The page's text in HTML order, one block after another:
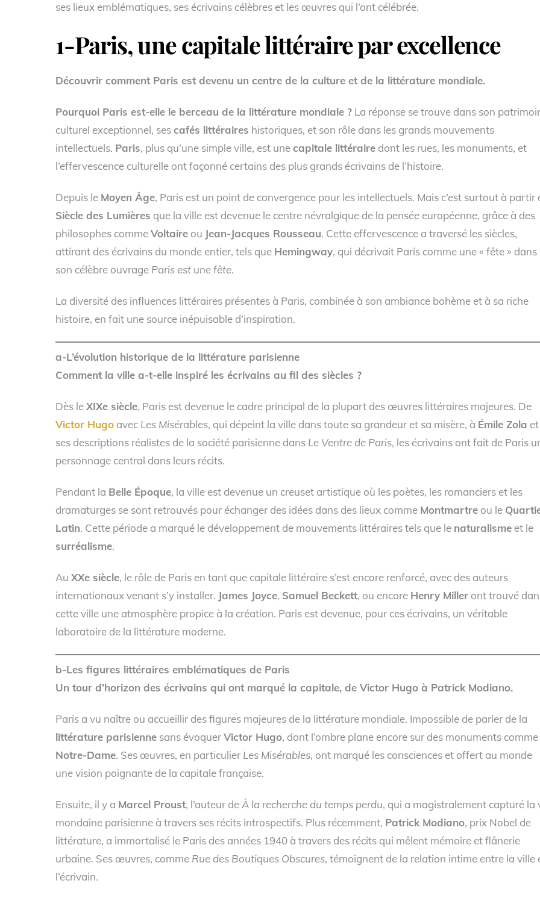
ses lieux emblématiques, ses écrivains célèbres et les œuvres qui l’ont célébrée.
1-Paris, une capitale littéraire par excellence
Découvrir comment Paris est devenu un centre de la culture et de la littérature mondiale.
Pourquoi Paris est-elle le berceau de la littérature mondiale ? La réponse se trouve dans son
culturel exceptionnel, sescafés littéraires historiques, et son rôle dans les grands mouvements
intellectuels. Paris, plus qu’une simple ville, est unecapitale littéraire dont les rues, les monuments, et
l’effervescence culturelle ont façonné certains des plus grands écrivains de l’histoire.
Depuis le Moyen Âge, Paris est un point de convergence pour les intellectuels. Mais c’est surtout à partir
Siècle des Lumières que la ville est devenue le centre névralgique de la pensée européenne, grâce à des
philosophes commeVoltaire ou Jean-Jacques Rousseau. Cette effervescence a traversé les siècles,
attirant des écrivains du monde entier, tels que Hemingway, qui décrivait Paris comme une « fête » dans
son célèbre ouvrage Paris est une fête.
La diversité des influences littéraires présentes à Paris, combinée à son ambiance bohème et à sa riche
histoire, en fait une source inépuisable d’inspiration.
a-L’évolution historique de la littérature parisienne
Comment la ville a-t-elle inspiré les écrivains au fil des siècles ?
Dès leXIXe siècle, Paris est devenue le cadre principal de la plupart des œuvres littéraires majeures. De
Victor Hugo avec Les Misérables, qui dépeint la ville dans toute sa grandeur et sa misère, à Émile Zola et
ses descriptions réalistes de la société parisienne dans Le Ventre de Paris, les écrivains ont fait de Paris
personnage central dans leurs récits.
Pendant la Belle Époque, la ville est devenue un creuset artistique où les poètes, les romanciers et les
dramaturges se sont retrouvés pour échanger des idées dans des lieux comme Montmartre ou le
Latin. Cette période a marqué le développement de mouvements littéraires tels que le naturalisme et le
surréalisme.
Au XXe siècle, le rôle de Paris en tant que capitale littéraire s’est encore renforcé, avec des auteurs
internationaux venant s’y installer. James Joyce, Samuel Beckett, ou encore Henry Miller ont trouvé
cette ville une atmosphère propice à la création. Paris est devenue, pour ces écrivains, un véritable
laboratoire de la littérature moderne.
b-Les figures littéraires emblématiques de Paris
Un tour d’horizon des écrivains qui ont marqué la capitale, de Victor Hugo à Patrick Modiano.
Paris a vu naître ou accueillir des figures majeures de la littérature mondiale. Impossible de parler de la
littérature parisienne sans évoquerVictor Hugo, dont l’ombre plane encore sur des monuments comme
Notre-Dame. Ses œuvres, en particulier Les Misérables, ont marqué les consciences et offert au monde
une vision poignante de la capitale française.
Ensuite, il y a Marcel Proust, l’auteur deÀ la recherche du temps perdu, qui a magistralement capturé la
mondaine parisienne à travers ses récits introspectifs. Plus récemment, Patrick Modiano, prix Nobel de
littérature, a immortalisé le Paris des années 1940 à travers des récits qui mêlent mémoire et flânerie
urbaine. Ses œuvres, comme Rue des Boutiques Obscures, témoignent de la relation intime entre la ville
l’écrivain.